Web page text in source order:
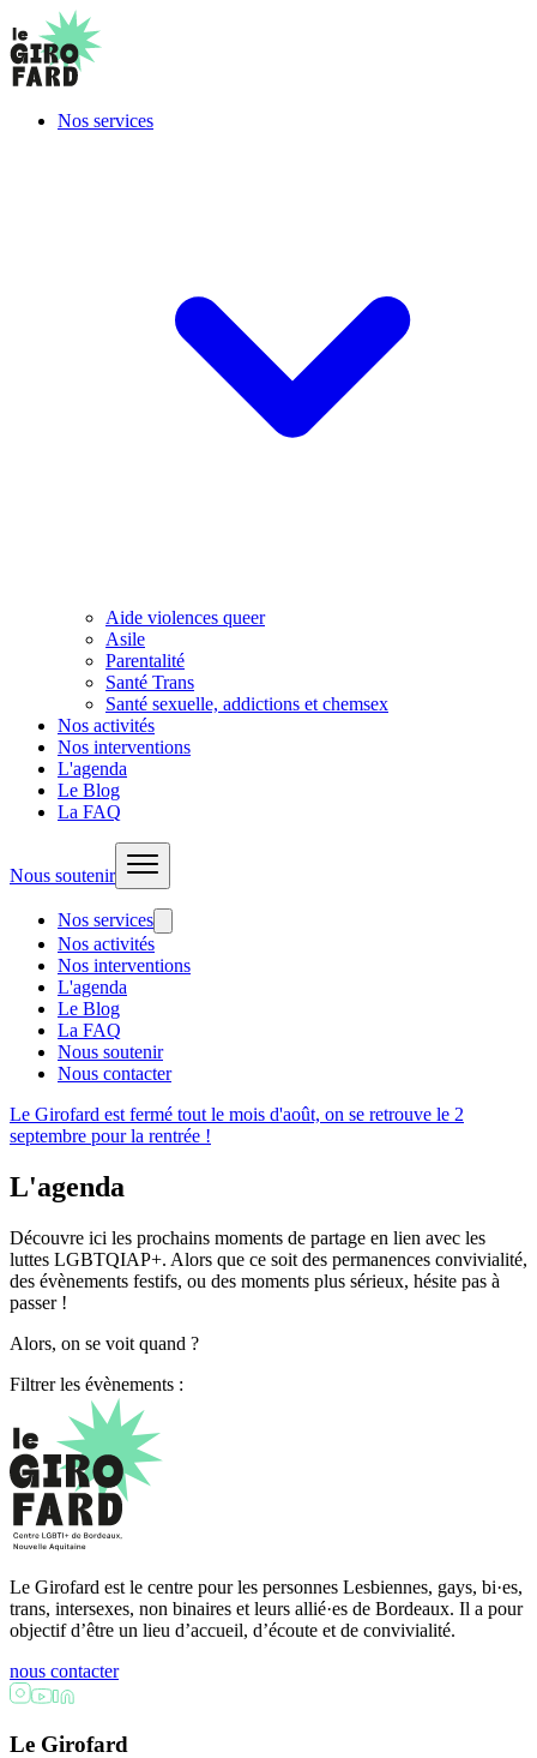
Nos services
Aide violences queer
Asile
Parentalité
Santé Trans
Santé sexuelle, addictions et chemsex
Nos activités
Nos interventions
L'agenda
Le Blog
La FAQ
Nous soutenir
Nos services
Nos activités
Nos interventions
L'agenda
Le Blog
La FAQ
Nous soutenir
Nous contacter
Le Girofard est fermé tout le mois d'août, on se retrouve le 2
septembre pour la rentrée !
L'agenda
Découvre ici les prochains moments de partage en lien avec les
luttes LGBTQIAP+. Alors que ce soit des permanences convivialité,
des évènements festifs, ou des moments plus sérieux, hésite pas à
passer !
Alors, on se voit quand ?
Filtrer les évènements :
Le Girofard est le centre pour les personnes Lesbiennes, gays, bi·es,
trans, intersexes, non binaires et leurs allié·es de Bordeaux. Il a pour
objectif d’être un lieu d’accueil, d’écoute et de convivialité.
nous contacter
Le Girofard